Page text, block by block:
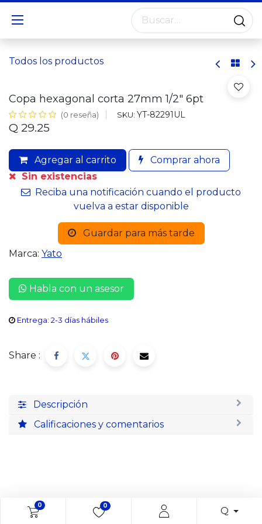
0 0 Q
Todos los productos
Copa hexagonal corta 27mm 1/2" 6pt
(0 reseña) SKU: YT-82291UL
Q 29.25
Agregar al carrito
Comprar ahora
Sin existencias
Reciba una notificación cuando el producto
vuelva a estar disponible
Guardar para más tarde
Marca: Yato
Habla con un asesor
Entrega: 2-3 días hábiles
Share :
Descripción
Calificaciones y comentarios